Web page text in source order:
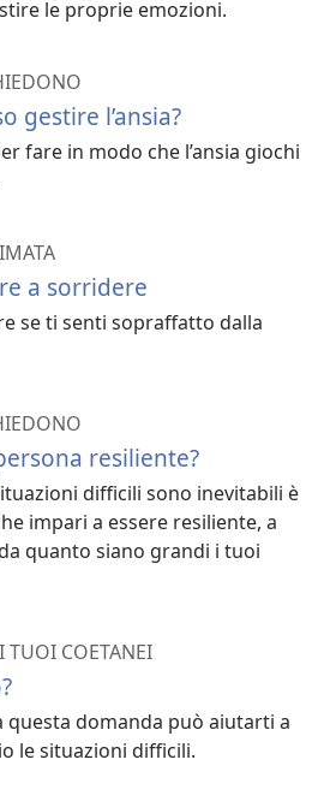
le proprie emozioni.
gestire l’ansia?
fare in modo che l’ansia giochi
a sorridere
se ti senti sopraffatto dalla
resiliente?
difficili sono inevitabili è
impari a essere resiliente, a
quanto siano grandi i tuoi
TUOI COETANEI
questa domanda può aiutarti a
le situazioni difficili.